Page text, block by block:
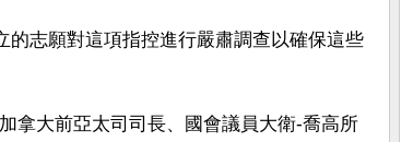
志願對這項指控進行嚴肅調查以確保這些
拿大前亞太司司長、國會議員大衛-喬高所